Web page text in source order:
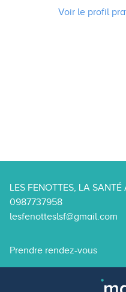
Voir le profil
LES FENOTTES, LA SANTÉ
0987737958
lesfenotteslsf@gmail.com
Prendre rendez-vous